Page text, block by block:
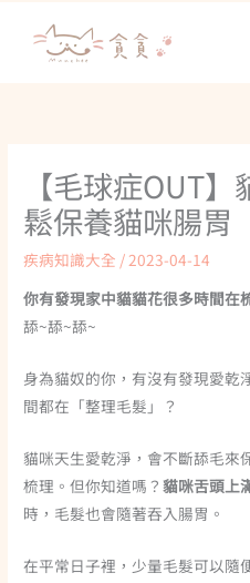
【毛球症OUT
鬆保養貓咪腸胃
疾病知識大全 / 2023-04-14
你有發現家中貓貓花很多時間在
舔~舔~舔~
身為貓奴的你，有沒有發現愛乾
間都在「整理毛髮」？
貓咪天生愛乾淨，會不斷舔毛來
梳理。但你知道嗎？貓咪舌頭上
時，毛髮也會隨著吞入腸胃。
在平常日子裡，少量毛髮可以隨